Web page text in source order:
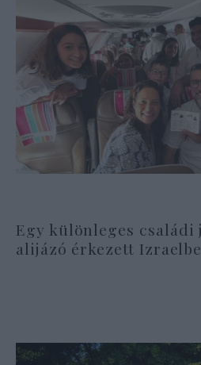
Egy különleges családi
alijázó érkezett Izraelbe